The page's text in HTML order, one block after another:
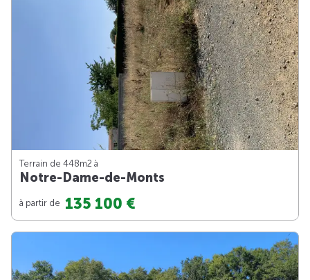
Terrain de 448m2 à
Notre-Dame-de-Monts
à partir de 135 100 €